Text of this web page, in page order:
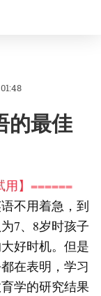
的最佳
用】======
不用着急，到
7、8岁时孩子
好时机。但是
在表明，学习
学的研究结果